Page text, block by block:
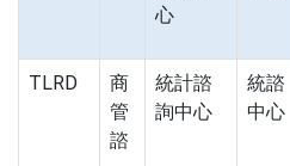
心
TLRD
商
管
諮
統計諮
詢中心
統諮
中心